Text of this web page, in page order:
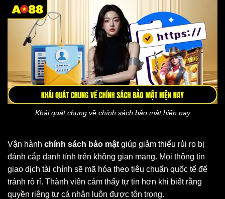
Khái quát chung về chính sách bảo mật hiện nay
Vận hành chính sách bảo mật giúp giảm thiểu rủi ro bị
đánh cắp danh tính trên không gian mạng. Mọi thông tin
giao dịch tài chính sẽ mã hóa theo tiêu chuẩn quốc tế để
tránh rò rỉ. Thành viên cảm thấy tự tin hơn khi biết rằng
quyền riêng tư cá nhân luôn được tôn trọng.